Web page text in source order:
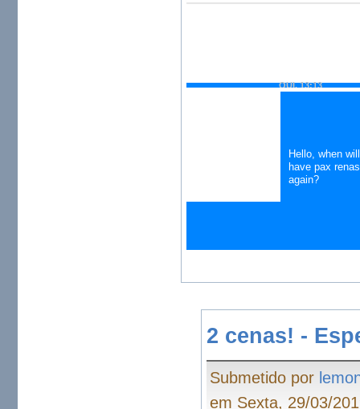
QUI, 13:13
Hello, when
have pax
again?
QUI, 14:18
next year?
2 cenas! -
Submetido por
em Sexta, 29/03/